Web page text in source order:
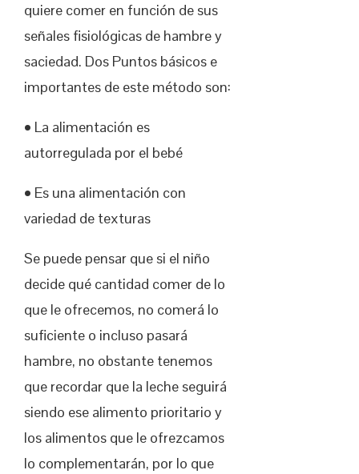
quiere comer en función de sus
señales fisiológicas de hambre y
saciedad. Dos Puntos básicos e
importantes de este método son:
• La alimentación es
autorregulada por el bebé
• Es una alimentación con
variedad de texturas
Se puede pensar que si el niño
decide qué cantidad comer de lo
que le ofrecemos, no comerá lo
suficiente o incluso pasará
hambre, no obstante tenemos
que recordar que la leche seguirá
siendo ese alimento prioritario y
los alimentos que le ofrezcamos
lo complementarán, por lo que